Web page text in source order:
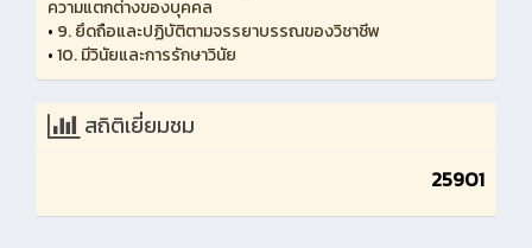
ความแตกต่างของบุคคล
• 9. ยึดถือและปฏิบัติตามจรรยาบรรณของวิชาชีพ
•10. มีวินัยและการรักษาวินัย
สถิติเยี่ยมชม
25901